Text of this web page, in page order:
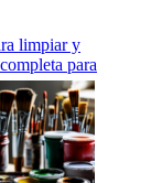
limpiar y
para